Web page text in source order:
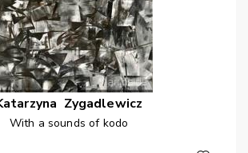
Zygadlewicz
With a sounds of kodo